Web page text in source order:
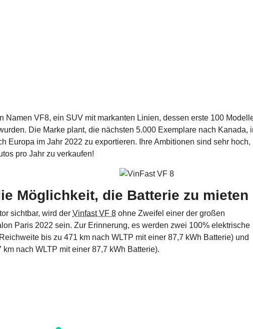
Namen VF8, ein SUV mit markanten Linien, dessen erste 100
Die Marke plant, die nächsten 5.000 Exemplare nach Kanada,
Europa im Jahr 2022 zu exportieren. Ihre Ambitionen sind sehr hoch,
pro Jahr zu verkaufen!
Möglichkeit, die Batterie zu mieten
sichtbar, wird der Vinfast VF 8 ohne Zweifel einer der großen
Paris 2022 sein. Zur Erinnerung, es werden zwei 100% elektrische
bis zu 471 km nach WLTP mit einer 87,7 kWh Batterie) und
nach WLTP mit einer 87,7 kWh Batterie).